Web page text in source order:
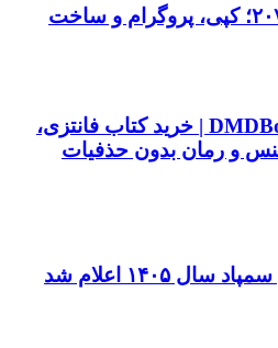
ساخت سوئیچ پژو ۲۰۷؛ کپی، پروگرام و ساخت
فروشگاه کتاب DMDBook | خرید کتاب فانتزی،
و رمان بدون حذفیات
۱۴۰۵ اعلام شد